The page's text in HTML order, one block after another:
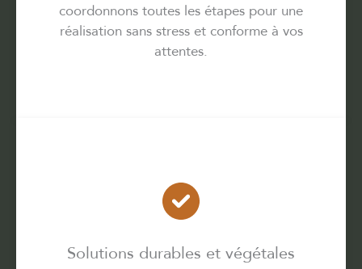
coordonnons toutes les étapes pour une
réalisation sans stress et conforme à vos
attentes.
Solutions durables et végétales